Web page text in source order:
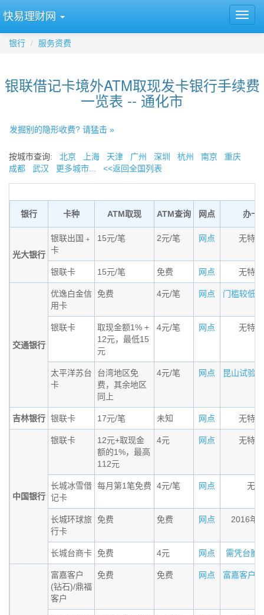
快易理财网
银行 服务资费
银联借记卡境外ATM取现发卡银行手续费
一览表 -- 通化市
发掘别的隐形收费? 请猛击 »
按城市查询: 北京 上海 天津 广州 深圳 杭州 南京
重庆
成都
武汉 更多城市... <<返回全国列表
银行 卡种 ATM取现 ATM查询 网点 办卡
光大银行
银联出国﹢
卡
15元/笔 2元/笔 网点 无特
银联卡 15元/笔 免费 网点 无特
交通银行
优逸白金信
用卡
免费 4元/笔 网点 门槛较低
银联卡
取现金额1% +
12元，最低15
元
4元/笔 网点 无特
太平洋苏台
卡
台湾地区免
费，其余地区
同上
4元/笔 网点 昆山试验
吉林银行 银联卡 17元/笔 未知 网点 无特
中国银行
银联卡
12元+取现金
额的1%，最高
112元
4元 网点 无特
长城冰雪借
记卡
每月第1笔免费 4元/笔 网点 无
长城环球旅
行卡
免费 免费 网点 2016年
长城台商卡 免费 4元 网点 需凭台胞
富嘉客户
(钻石)/鼎福
客户
免费 免费 网点 富嘉客户